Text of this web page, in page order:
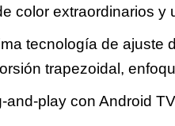
color extraordinarios y
tecnología de ajuste
trapezoidal,
and-play con Android